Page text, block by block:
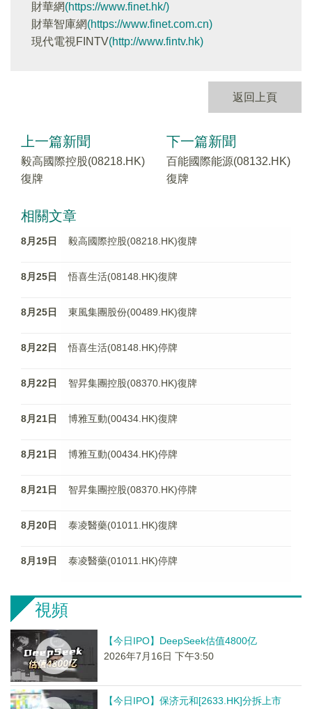
財華網(https://www.finet.hk/)
財華智庫網(https://www.finet.com.cn)
現代電視FINTV(http://www.fintv.hk)
返回上頁
上一篇新聞
毅高國際控股(08218.HK)
復牌
下一篇新聞
百能國際能源(08132.HK)
復牌
相關文章
8月25日 毅高國際控股(08218.HK)復牌
8月25日 悟喜生活(08148.HK)復牌
8月25日 東風集團股份(00489.HK)復牌
8月22日 悟喜生活(08148.HK)停牌
8月22日 智昇集團控股(08370.HK)復牌
8月21日 博雅互動(00434.HK)復牌
8月21日 博雅互動(00434.HK)停牌
8月21日 智昇集團控股(08370.HK)停牌
8月20日 泰凌醫藥(01011.HK)復牌
8月19日 泰凌醫藥(01011.HK)停牌
視頻
【今日IPO】DeepSeek估值4800亿
2026年7月16日 下午3:50
【今日IPO】保济元和[2633.HK]分拆上市